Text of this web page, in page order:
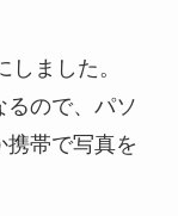
しました。
るので、パソ
携帯で写真を